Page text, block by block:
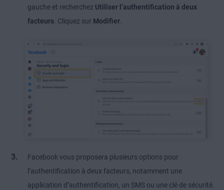
gauche et recherchez Utiliser l’authentification à deux
facteurs . Cliquez sur Modifier
Facebook vous proposera plusieurs options pour
l’authentification à deux facteurs, notamment une
application d’authentification, un SMS ou une clé de sécurité.